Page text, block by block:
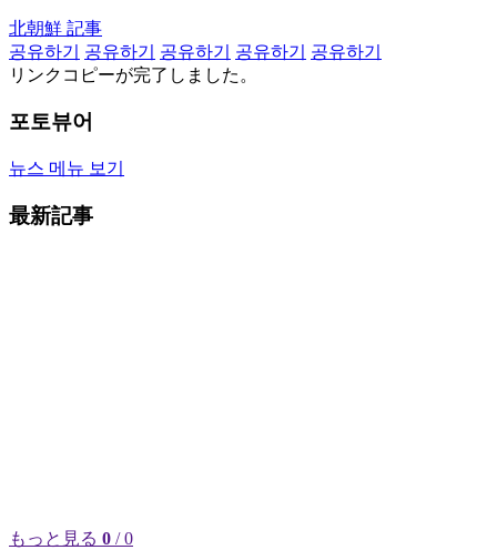
北朝鮮 記事
공유하기
공유하기 공유하기 공유하기
공유하기
リンクコピーが完了しました。
포토뷰어
뉴스 메뉴 보기
最新記事
もっと見る 0 / 0